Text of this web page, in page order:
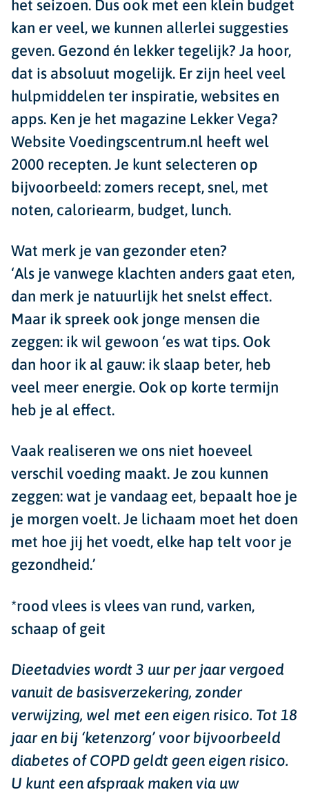
het seizoen. Dus ook met een klein budget
kan er veel, we kunnen allerlei suggesties
geven. Gezond én lekker tegelijk? Ja hoor,
dat is absoluut mogelijk. Er zijn heel veel
hulpmiddelen ter inspiratie, websites en
apps. Ken je het magazine Lekker Vega?
Website Voedingscentrum.nl heeft wel
2000 recepten. Je kunt selecteren op
bijvoorbeeld: zomers recept, snel, met
noten, caloriearm, budget, lunch.
Wat merk je van gezonder eten?
‘Als je vanwege klachten anders gaat eten,
dan merk je natuurlijk het snelst effect.
Maar ik spreek ook jonge mensen die
zeggen: ik wil gewoon ‘es wat tips. Ook
dan hoor ik al gauw: ik slaap beter, heb
veel meer energie. Ook op korte termijn
heb je al effect.
Vaak realiseren we ons niet hoeveel
verschil voeding maakt. Je zou kunnen
zeggen: wat je vandaag eet, bepaalt hoe je
je morgen voelt. Je lichaam moet het doen
met hoe jij het voedt, elke hap telt voor je
gezondheid.’
*rood vlees is vlees van rund, varken,
schaap of geit
Dieetadvies wordt 3 uur per jaar vergoed
vanuit de basisverzekering, zonder
verwijzing, wel met een eigen risico. Tot 18
jaar en bij ‘ketenzorg’ voor bijvoorbeeld
diabetes of COPD geldt geen eigen risico.
U kunt een afspraak maken via uw